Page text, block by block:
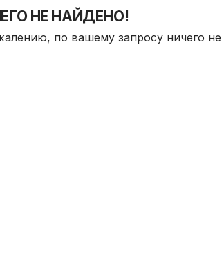
НЕ НАЙДЕНО!
по вашему запросу ничего не